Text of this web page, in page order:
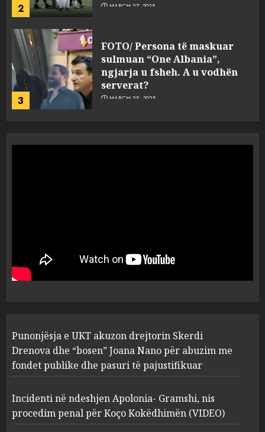
3 MARCH 25, 2025
4
Prokuroria jep pretencën, ja
çfarë dënimi kërkon për
Mariela dhe Antonela
Berishën
MARCH 25, 2025
1
“bosen” Joana Nano për
abuzim me fondet publike dhe
pasuri të pajustifikuar
2
Apolonia- Gramshi, nis
procedim penal për Koço
Kokëdhimën (VIDEO)
MARCH 27, 2025
FOTO/ Persona të maskuar
sulmuan “One Albania”,
Punonjësja e UKT akuzon drejtorin Skerdi
Drenova dhe “bosen” Joana Nano për abuzim me
fondet publike dhe pasuri të pajustifikuar
Incidenti në ndeshjen Apolonia- Gramshi, nis
procedim penal për Koço Kokëdhimën (VIDEO)